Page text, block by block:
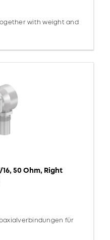
with weight and
16, 50 Ohm, Right
für